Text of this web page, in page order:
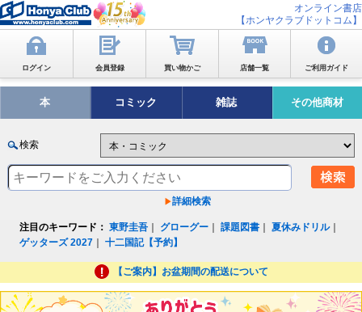
オンライン書店
【ホンヤクラブドットコム】
ログイン 会員登録 買い物かご 店舗一覧 ご利用ガイド
本 コミック 雑誌 その他商材
検索
詳細検索
注目のキーワード： 東野圭吾 グローグー ｜課題図書 ｜夏休みドリル｜
ゲッターズ 2027 ｜十二国記【予約】
【ご案内】お盆期間の配送について